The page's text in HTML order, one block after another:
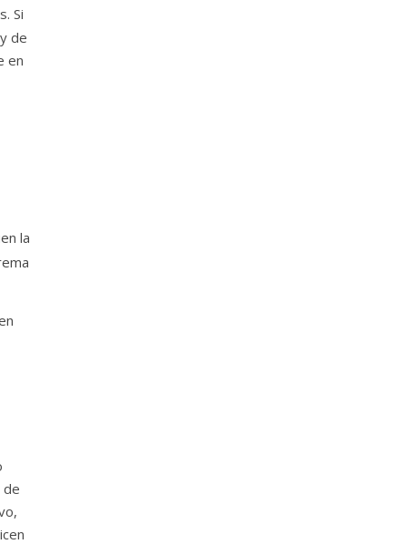
Si
de
en
la
de